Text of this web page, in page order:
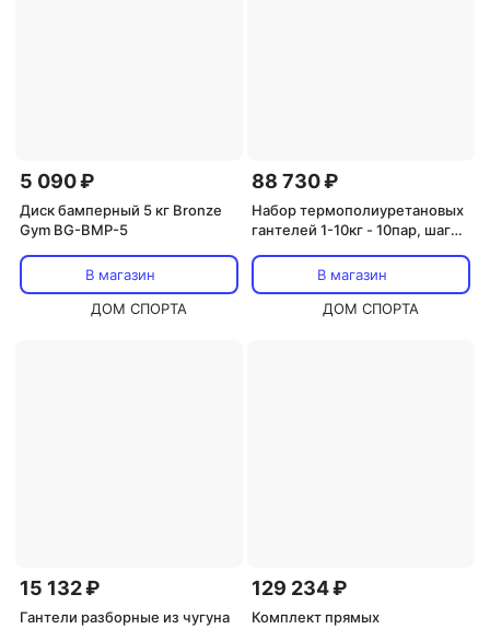
5 090 ₽
Диск бамперный 5 кг Bronze
Gym BG-BMP-5
В магазин
ДОМ СПОРТА
88 730 ₽
Набор термополиуретановых
гантелей 1-10кг - 10пар, шаг
В магазин
ДОМ СПОРТА
15 132 ₽
Гантели разборные из чугуна
129 234 ₽
Комплект прямых